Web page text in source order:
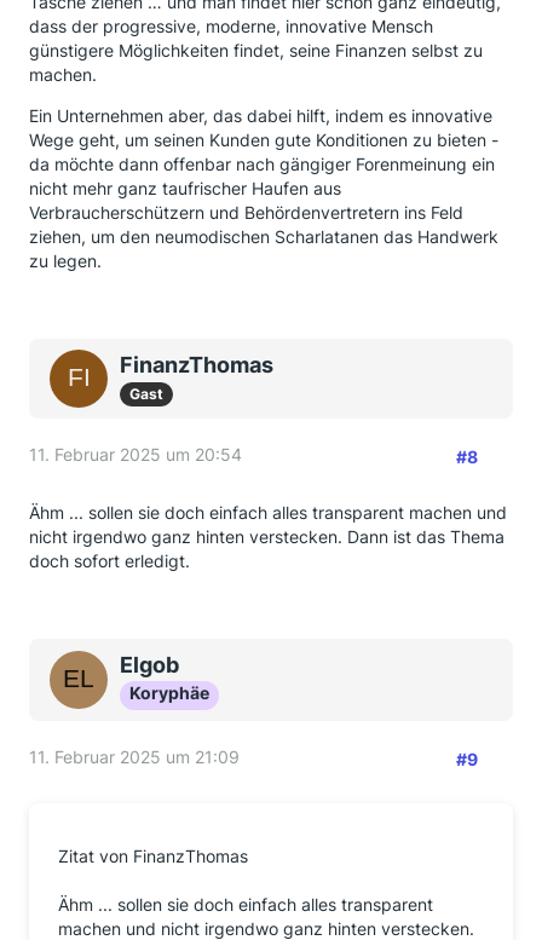
dass der progressive, moderne, innovative Mensch
günstigere Möglichkeiten findet, seine Finanzen selbst zu
machen.
Ein Unternehmen aber, das dabei hilft, indem es innovative
Wege geht, um seinen Kunden gute Konditionen zu bieten -
da möchte dann offenbar nach gängiger Forenmeinung ein
nicht mehr ganz taufrischer Haufen aus
Verbraucherschützern und Behördenvertretern ins Feld
ziehen, um den neumodischen Scharlatanen das Handwerk
zu legen.
FinanzThomas
Gast
11. Februar 2025 um 20:54 #8
Ähm ... sollen sie doch einfach alles transparent machen und
nicht irgendwo ganz hinten verstecken. Dann ist das Thema
doch sofort erledigt.
Elgob
Koryphäe
11. Februar 2025 um 21:09 #9
Zitat von FinanzThomas
Ähm ... sollen sie doch einfach alles transparent
machen und nicht irgendwo ganz hinten verstecken.